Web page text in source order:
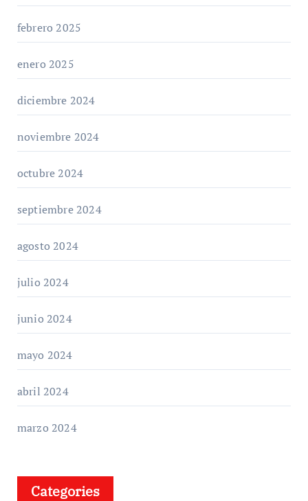
febrero 2025
enero 2025
diciembre 2024
noviembre 2024
octubre 2024
septiembre 2024
agosto 2024
julio 2024
junio 2024
mayo 2024
abril 2024
marzo 2024
Categories